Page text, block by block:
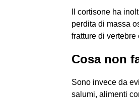
Il cortisone ha
perdita di massa
fratture di vertebre
Cosa non
Sono invece da
salumi, alimenti